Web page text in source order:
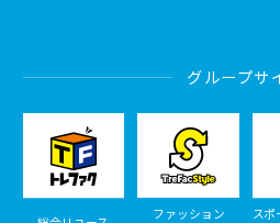
グループサ
ファッション
スポ